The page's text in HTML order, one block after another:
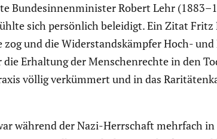
Bundes­in­nen­mi­nister Robert Lehr
sich persön­lich beleidigt. Ein Zitat
zog und die Wider­stands­kämpfer Hoch-
Erhaltung der Menschen­rechte in den
völlig verküm­mert und in das
während der Nazi-Herrschaft mehrfach